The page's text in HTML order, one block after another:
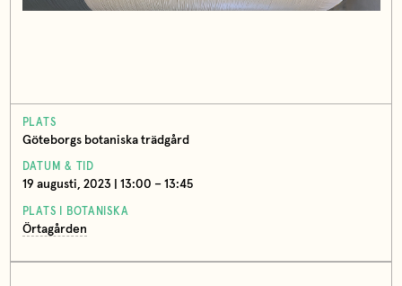
PLATS
Göteborgs botaniska trädgård
DATUM & TID
19 augusti, 2023 | 13:00 – 13:45
PLATS I BOTANISKA
Örtagården